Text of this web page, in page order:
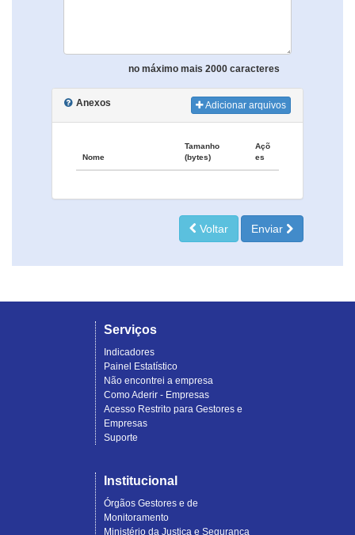
no máximo mais 2000 caracteres
Anexos Adicionar arquivos
Nome
Tamanho
(bytes)
Açõ
es
Voltar Enviar
Serviços
Indicadores
Painel Estatístico
Não encontrei a empresa
Como Aderir - Empresas
Acesso Restrito para Gestores e
Empresas
Suporte
Institucional
Órgãos Gestores e de
Monitoramento
Ministério da Justiça e Segurança